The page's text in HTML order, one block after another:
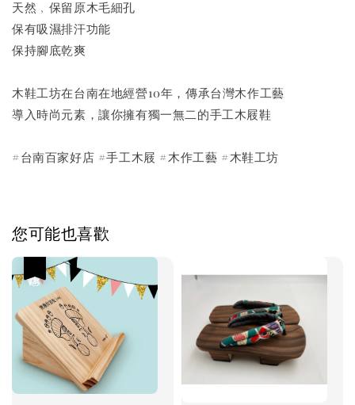
天然﹐保留原木毛細孔
保有吸濕排汗功能
保持腳底乾爽
木鞋工坊在台南在地經營10年，傳承台灣木作工藝
導入時尚元素，讓你擁有獨一無二的手工木屐鞋
#台南百家好店 #手工木屐 #木作工藝 #木鞋工坊
您可能也喜歡